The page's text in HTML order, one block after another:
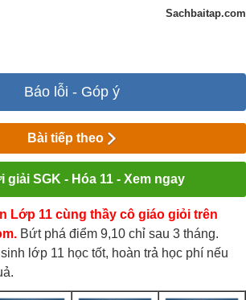
Sachbaitap.com
Báo lỗi - Góp ý
Bài tiếp theo
giải SGK - Hóa 11 - Xem ngay
Lớp 11 cùng thầy cô giáo giỏi trên
Bứt phá điểm 9,10 chỉ sau 3 tháng.
lớp 11 học tốt, hoàn trả học phí nếu